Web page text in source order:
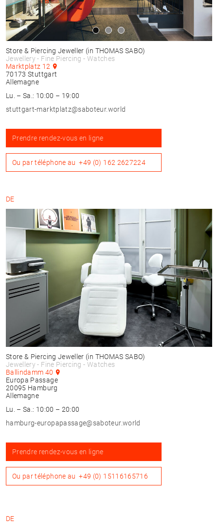
Store & Piercing Jeweller (in THOMAS SABO)
Jewellery - Fine Piercing - Watches
Marktplatz 12
70173 Stuttgart
Allemagne
Lu. – Sa.: 10:00 – 19:00
stuttgart-marktplatz@saboteur.world
Prendre rendez-vous en ligne
Ou par téléphone au+49 (0) 162 2627224
DE
Store & Piercing Jeweller (in THOMAS SABO)
Jewellery - Fine Piercing - Watches
Ballindamm 40
Europa Passage
20095 Hamburg
Allemagne
Lu. – Sa.: 10:00 – 20:00
hamburg-europapassage@saboteur.world
Prendre rendez-vous en ligne
Ou par téléphone au+49 (0) 15116165716
DE